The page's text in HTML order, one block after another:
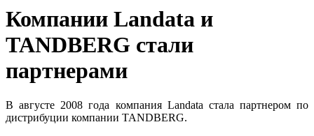
Компании Landata и
TANDBERG стали
партнерами
В августе 2008 года компания Landata стала партнером по
дистрибуции компании TANDBERG.